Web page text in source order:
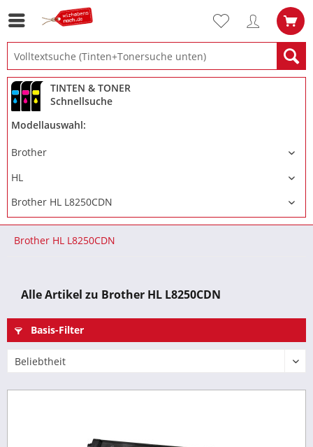
TINTEN & TONER
Schnellsuche
Modellauswahl:
Brother HL L8250CDN
Alle Artikel zu Brother HL L8250CDN
Basis-Filter